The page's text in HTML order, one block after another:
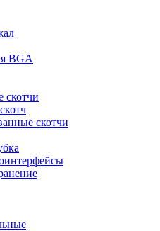
BGA
скотчи
скотчи